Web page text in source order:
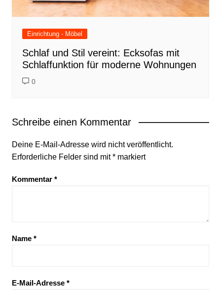
Einrichtung - Möbel
Schlaf und Stil vereint: Ecksofas mit
Schlaffunktion für moderne Wohnungen
0
Schreibe einen Kommentar
Deine E-Mail-Adresse wird nicht veröffentlicht.
Erforderliche Felder sind mit*markiert
Kommentar *
Name *
E-Mail-Adresse *